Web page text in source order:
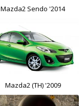
Mazda2 Sendo '2014
Mazda2 (TH) '2009